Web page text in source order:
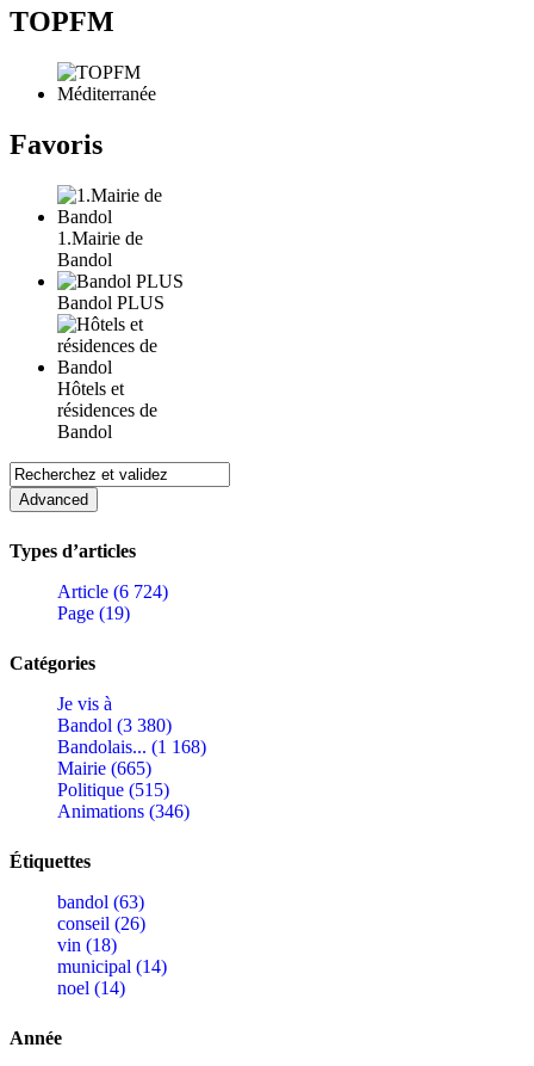
TOPFM
Favoris
1.Mairie de
Bandol
Bandol PLUS
Hôtels et
résidences de
Bandol
Types d’articles
Article (6 724)
Page (19)
Catégories
Je vis à
Bandol (3 380)
Bandolais... (1 168)
Mairie (665)
Politique (515)
Animations (346)
Étiquettes
bandol (63)
conseil (26)
vin (18)
municipal (14)
noel (14)
Année